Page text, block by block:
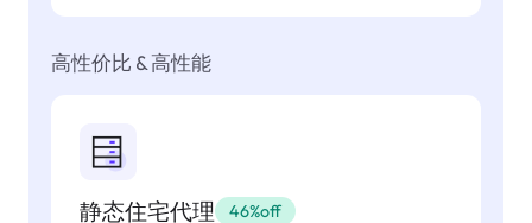
高性价比 & 高性能
静态住宅代理 46%off